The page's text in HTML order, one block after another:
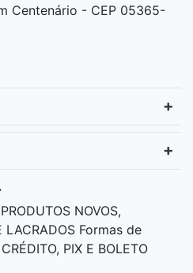
Centenário - CEP 05365-
NOVOS,
LACRADOS Formas de
PIX E BOLETO